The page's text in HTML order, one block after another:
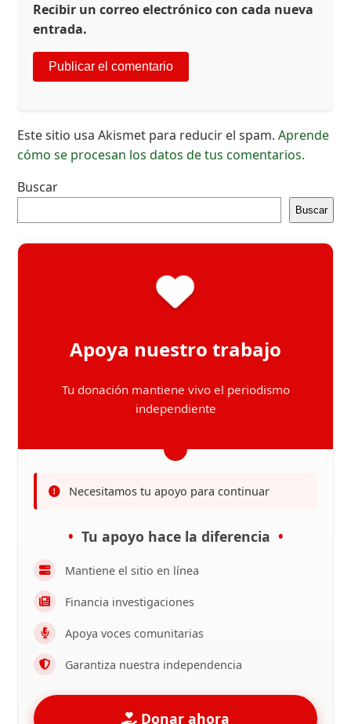
Recibir un correo electrónico con cada nueva
entrada.
Este sitio usa Akismet para reducir el spam.Aprende
cómo se procesan los datos de tus comentarios.
Buscar
Buscar
Apoya nuestro trabajo
Tu donación mantiene vivo el periodismo
independiente
Necesitamos tu apoyo para continuar
Tu apoyo hace la diferencia
Mantiene el sitio en línea
Financia investigaciones
Apoya voces comunitarias
Garantiza nuestra independencia
Donar ahora